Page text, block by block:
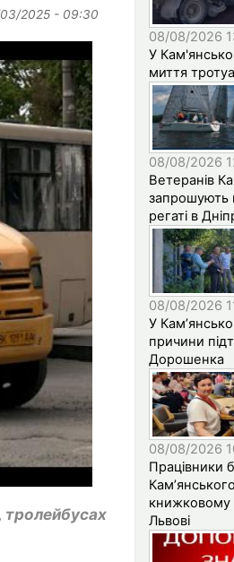
03/2025 - 09:30
тролейбусах
08/08/2026
У
миття
08/08/2026
Ветеранів
запрошують
регаті в
08/08/2026
У
причини
Дорошенка
08/08/2026
Працівники
книжковому
Львові